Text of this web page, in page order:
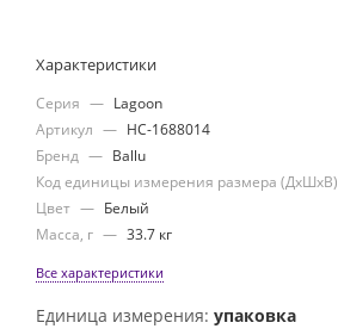
Характеристики
Серия — Lagoon
Артикул — НС-1688014
Бренд — Ballu
Код единицы измерения размера (ДхШхВ)
Цвет — Белый
Масса, г — 33.7 кг
Все характеристики
Единица измерения: упаковка